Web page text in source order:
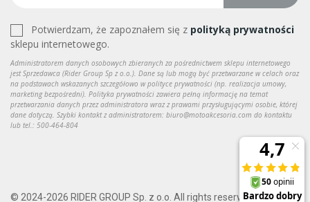
Potwierdzam, że zapoznałem się z polityką prywatności
sklepu internetowego.
Administratorem danych osobowych zbieranych za pośrednictwem sklepu internetowego
jest Sprzedawca (Rider Group Sp z o.o.). Dane są lub mogą być przetwarzane w celach oraz
na podstawach wskazanych szczegółowo w polityce prywatności (np. realizacja umowy,
marketing bezpośredni). Polityka prywatności zawiera pełną informację na temat
przetwarzania danych przez administratora wraz z prawami przysługującymi osobie, której
dane dotyczą. Szybki kontakt z administratorem: biuro@motoakcesoria.com do kontaktu
lub tel.: 500-464-804
© 2024-2026 RIDER GROUP Sp. z o.o. All rights reserved.